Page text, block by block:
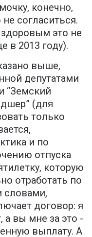
конечно,
согласиться.
здоровым это не
в 2013 году).
выше,
депутатами
“Земский
(для
только
и по
отпуска
которую
отработать по
словами,
договор: я
а вы мне за это -
выплату. А